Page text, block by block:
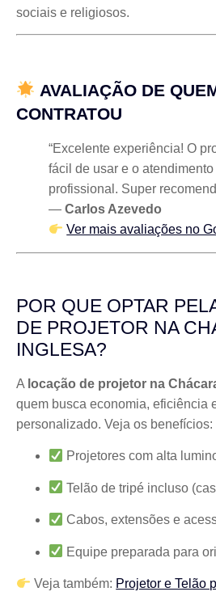
sociais e religiosos.
AVALIAÇÃO DE
CONTRATOU
“Excelente experiência! O
fácil de usar e o
profissional. Super
— Carlos Azevedo
Ver mais avaliações no
POR QUE OPTAR
DE PROJETOR NA
INGLESA?
A locação de projetor na
quem busca economia, eficiência
personalizado. Veja os benefícios:
Projetores com alta
Telão de tripé incluso
Cabos, extensões e
Equipe preparada para
Veja também: Projetor e Telão